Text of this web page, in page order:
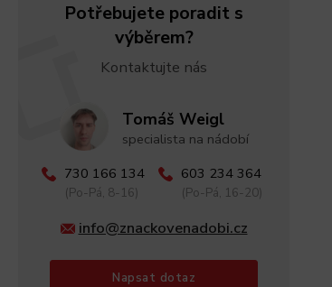
Potřebujete poradit s
výběrem?
Kontaktujte nás
Tomáš Weigl
specialista na nádobí
730 166 134
(Po-Pá, 8-16)
603 234 364
(Po-Pá, 16-20)
info@znackovenadobi.cz
Napsat dotaz